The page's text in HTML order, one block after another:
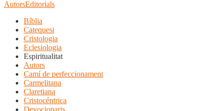
AutorsEditorials
Bíblia
Catequesi
Cristologia
Eclesiologia
Espiritualitat
Autors
Camí de perfeccionament
Carmelitana
Claretiana
Cristocéntrica
Devocionaris